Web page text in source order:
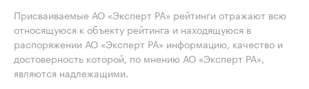
Присваиваемые АО «Эксперт РА» рейтинги отражают всю
относящуюся к объекту рейтинга и находящуюся в
распоряжении АО «Эксперт РА» информацию, качество и
достоверность которой, по мнению АО «Эксперт РА»,
являются надлежащими.